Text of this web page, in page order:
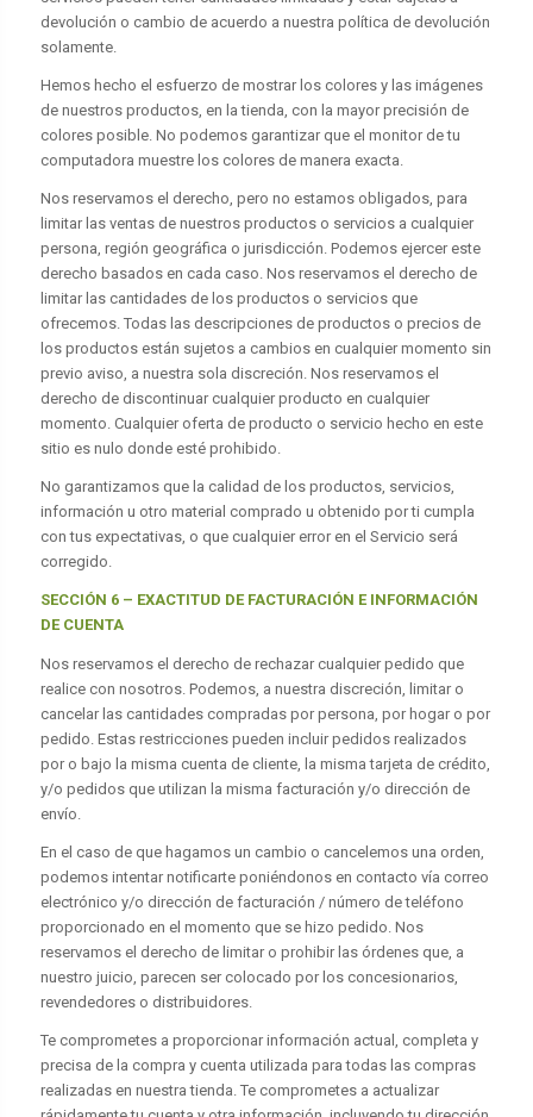
devolución o cambio de acuerdo a nuestra política de devolución
solamente.
Hemos hecho el esfuerzo de mostrar los colores y las imágenes
de nuestros productos, en la tienda, con la mayor precisión de
colores posible. No podemos garantizar que el monitor de tu
computadora muestre los colores de manera exacta.
Nos reservamos el derecho, pero no estamos obligados, para
limitar las ventas de nuestros productos o servicios a cualquier
persona, región geográfica o jurisdicción. Podemos ejercer este
derecho basados en cada caso. Nos reservamos el derecho de
limitar las cantidades de los productos o servicios que
ofrecemos. Todas las descripciones de productos o precios de
los productos están sujetos a cambios en cualquier momento sin
previo aviso, a nuestra sola discreción. Nos reservamos el
derecho de discontinuar cualquier producto en cualquier
momento. Cualquier oferta de producto o servicio hecho en este
sitio es nulo donde esté prohibido.
No garantizamos que la calidad de los productos, servicios,
información u otro material comprado u obtenido por ti cumpla
con tus expectativas, o que cualquier error en el Servicio será
corregido.
SECCIÓN 6 – EXACTITUD DE FACTURACIÓN E INFORMACIÓN
DE CUENTA
Nos reservamos el derecho de rechazar cualquier pedido que
realice con nosotros. Podemos, a nuestra discreción, limitar o
cancelar las cantidades compradas por persona, por hogar o por
pedido. Estas restricciones pueden incluir pedidos realizados
por o bajo la misma cuenta de cliente, la misma tarjeta de crédito,
y/o pedidos que utilizan la misma facturación y/o dirección de
envío.
En el caso de que hagamos un cambio o cancelemos una orden,
podemos intentar notificarte poniéndonos en contacto vía correo
electrónico y/o dirección de facturación / número de teléfono
proporcionado en el momento que se hizo pedido. Nos
reservamos el derecho de limitar o prohibir las órdenes que, a
nuestro juicio, parecen ser colocado por los concesionarios,
revendedores o distribuidores.
Te comprometes a proporcionar información actual, completa y
precisa de la compra y cuenta utilizada para todas las compras
realizadas en nuestra tienda. Te comprometes a actualizar